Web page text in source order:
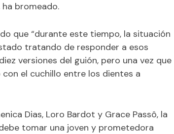
bromeado.
que “durante este tiempo, la situación
tratando de responder a esos
versiones del guión, pero una vez que
el cuchillo entre los dientes a
Dias, Loro Bardot y Grace Passô, la
tomar una joven y prometedora